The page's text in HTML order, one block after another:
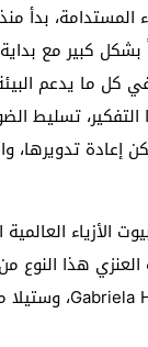
المستدامة، بدأ
بشكل كبير مع
كل ما يدعم
تسليط
إعادة تدويرها،
الأزياء العالمية
هذا النوع